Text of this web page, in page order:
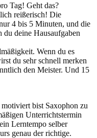
Tag! Geht das?
reißerisch! Die
4 bis 5 Minuten, und die
deine Hausaufgaben
Wenn du es
du sehr schnell merken
den Meister. Und 15
bist Saxophon zu
Unterrichtstermin
Lerntempo selber
genau der richtige.